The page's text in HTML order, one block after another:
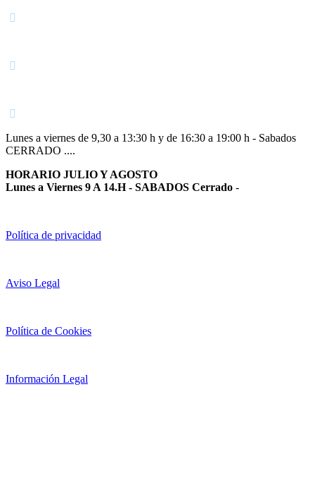
Lunes a viernes de 9,30 a 13:30 h y de 16:30 a 19:00 h - Sabados
CERRADO ....
HORARIO JULIO Y AGOSTO
Lunes a Viernes 9 A 14.H - SABADOS Cerrado -
Política de privacidad
Aviso Legal
Política de Cookies
Información Legal